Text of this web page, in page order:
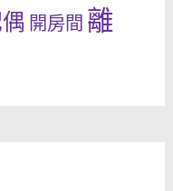
開房間 離